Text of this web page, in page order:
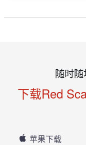
随时
下载Red
苹果下载